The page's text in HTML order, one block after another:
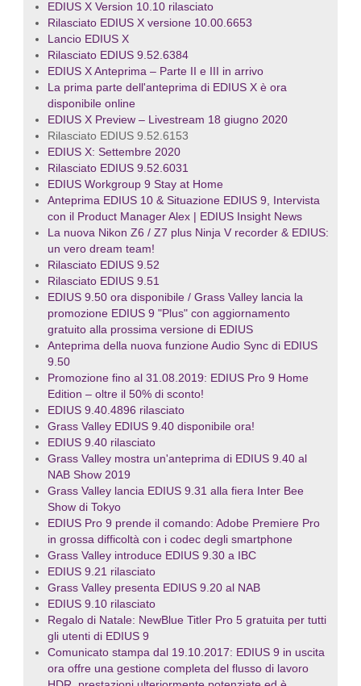
EDIUS X Version 10.10 rilasciato
Rilasciato EDIUS X versione 10.00.6653
Lancio EDIUS X
Rilasciato EDIUS 9.52.6384
EDIUS X Anteprima – Parte II e III in arrivo
La prima parte dell'anteprima di EDIUS X è ora
disponibile online
EDIUS X Preview – Livestream 18 giugno 2020
Rilasciato EDIUS 9.52.6153
EDIUS X: Settembre 2020
Rilasciato EDIUS 9.52.6031
EDIUS Workgroup 9 Stay at Home
Anteprima EDIUS 10 & Situazione EDIUS 9, Intervista
con il Product Manager Alex | EDIUS Insight News
La nuova Nikon Z6 / Z7 plus Ninja V recorder & EDIUS:
un vero dream team!
Rilasciato EDIUS 9.52
Rilasciato EDIUS 9.51
EDIUS 9.50 ora disponibile / Grass Valley lancia la
promozione EDIUS 9 "Plus" con aggiornamento
gratuito alla prossima versione di EDIUS
Anteprima della nuova funzione Audio Sync di EDIUS
9.50
Promozione fino al 31.08.2019: EDIUS Pro 9 Home
Edition – oltre il 50% di sconto!
EDIUS 9.40.4896 rilasciato
Grass Valley EDIUS 9.40 disponibile ora!
EDIUS 9.40 rilasciato
Grass Valley mostra un'anteprima di EDIUS 9.40 al
NAB Show 2019
Grass Valley lancia EDIUS 9.31 alla fiera Inter Bee
Show di Tokyo
EDIUS Pro 9 prende il comando: Adobe Premiere Pro
in grossa difficoltà con i codec degli smartphone
Grass Valley introduce EDIUS 9.30 a IBC
EDIUS 9.21 rilasciato
Grass Valley presenta EDIUS 9.20 al NAB
EDIUS 9.10 rilasciato
Regalo di Natale: NewBlue Titler Pro 5 gratuita per tutti
gli utenti di EDIUS 9
Comunicato stampa dal 19.10.2017: EDIUS 9 in uscita
ora offre una gestione completa del flusso di lavoro